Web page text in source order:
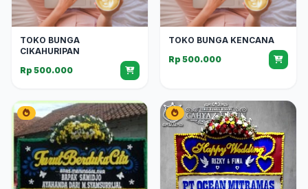
TOKO BUNGA
CIKAHURIPAN
Rp 500.000
TOKO BUNGA KENCANA
Rp 500.000